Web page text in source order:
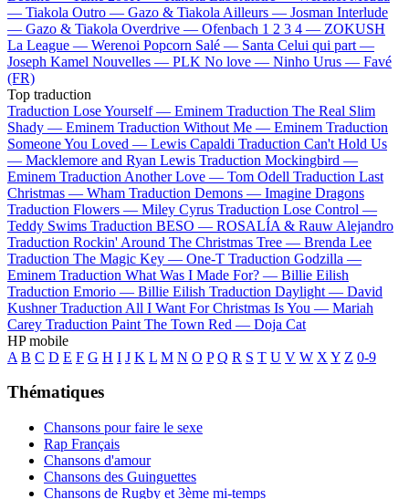
— Tiakola Outro — Gazo & Tiakola Ailleurs — Josman Interlude
— Gazo & Tiakola Overdrive — Ofenbach 1 2 3 4 — ZOKUSH
La League — Werenoi Popcorn Salé — Santa Celui qui part —
Joseph Kamel Nouvelles — PLK No love — Ninho Urus — Favé
(FR)
Top traduction
Traduction Lose Yourself — Eminem Traduction The Real Slim
Shady — Eminem Traduction Without Me — Eminem Traduction
Someone You Loved — Lewis Capaldi Traduction Can't Hold Us
— Macklemore and Ryan Lewis Traduction Mockingbird —
Eminem Traduction Another Love — Tom Odell Traduction Last
Christmas — Wham Traduction Demons — Imagine Dragons
Traduction Flowers — Miley Cyrus Traduction Lose Control —
Teddy Swims Traduction BESO — ROSALÍA & Rauw Alejandro
Traduction Rockin' Around The Christmas Tree — Brenda Lee
Traduction The Magic Key — One-T Traduction Godzilla —
Eminem Traduction What Was I Made For? — Billie Eilish
Traduction Emorio — Billie Eilish Traduction Daylight — David
Kushner Traduction All I Want For Christmas Is You — Mariah
Carey Traduction Paint The Town Red — Doja Cat
HP mobile
A B C D E F G H I J K L M N O P Q R S T U V W X Y Z 0-9
Thématiques
Chansons pour faire le sexe
Rap Français
Chansons d'amour
Chansons des Guinguettes
Chansons de Rugby et 3ème mi-temps